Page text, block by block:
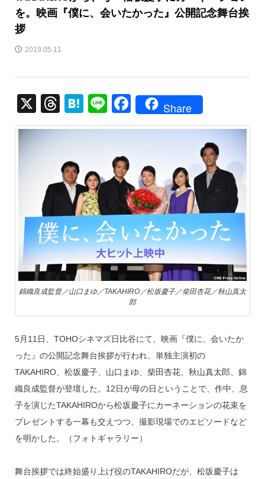
を。映画『僕に、会いたかった』公開記念舞台挨
拶
2019.05.11
X T
hr
a
d
s
H
at
a
Li
n
F
a
b
o
o
k
Share
錦織良成監督／山口まゆ／TAKAHIRO／松坂慶子／柴田杏花／秋山真太
郎
5月11日、TOHOシネマズ日比谷にて、映画『僕に、会いたか
った』の公開記念舞台挨拶が行われ、単独主演初の
TAKAHIRO、松坂慶子、山口まゆ、柴田杏花、秋山真太郎、錦
織良成監督が登壇した。12日が母の日ということで、作中、息
子を演じたTAKAHIROから松坂慶子にカーネーションの花束を
プレゼントする一幕も交えつつ、撮影現場でのエピソードなど
を明かした。（フォトギャラリー）
舞台挨拶では終始盛り上げ役のTAKAHIROだが、松坂慶子は